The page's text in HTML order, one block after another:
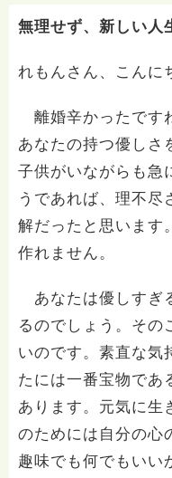
無理せず、新しい人
れもんさん、こんに
離婚辛かったです
あなたの持つ優しさ
子供がいながらも急
うであれば、理不尽
解だったと思います
作れません。
あなたは優しすぎ
るのでしょう。その
いのです。素直な気
たには一番宝物であ
あります。元気に生
のためには自分の心
趣味でも何でもいい